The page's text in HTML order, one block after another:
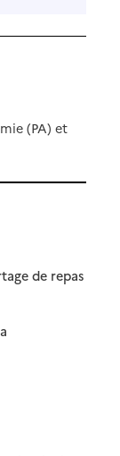
(PA) et
de repas